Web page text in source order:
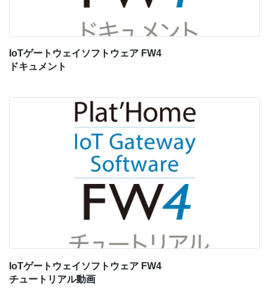
IoTゲートウェイソフトウェア FW4
ドキュメント
IoTゲートウェイソフトウェア FW4
チュートリアル動画